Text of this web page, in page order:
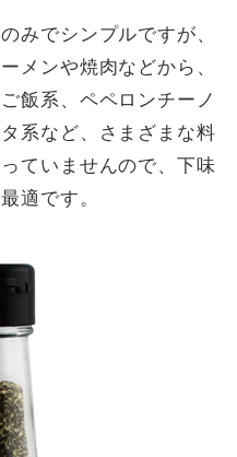
みでシンプルですが、
メンや焼肉などから、
飯系、ペペロンチーノ
系など、さまざまな料
ていませんので、下味
適です。